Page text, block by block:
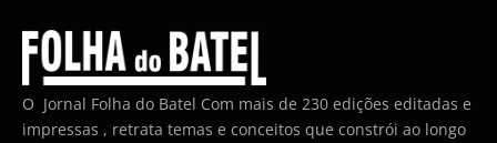
O Jornal Folha do Batel Com mais de 230 edições editadas e
impressas , retrata temas e conceitos que constrói ao longo